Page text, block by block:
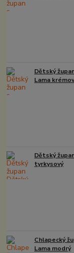
Dětský
Lama
Dětský
tyrkysový
Chlapecký
Lama modrý